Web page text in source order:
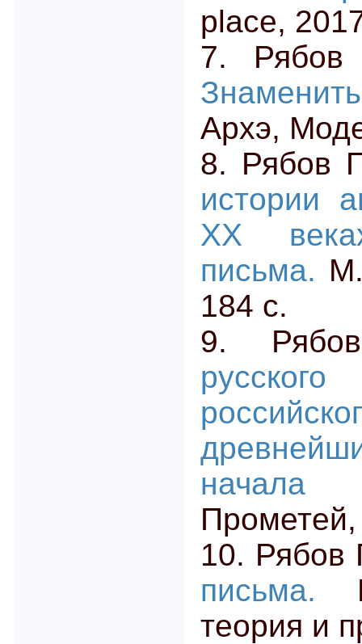
place,
7.
Архэ,
8. Рябов
истории
XX
письма.
184 с.
9.
10.
письма.
теория и